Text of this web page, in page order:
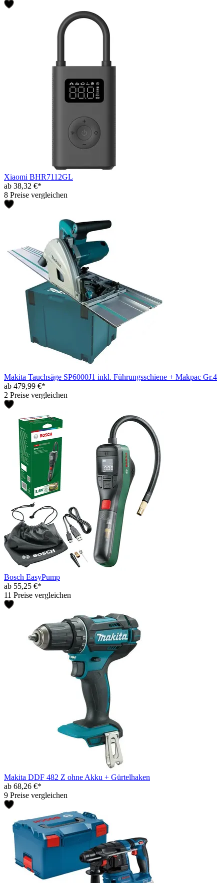
Xiaomi BHR7112GL
ab 38,32 €*
8 Preise vergleichen
Makita Tauchsäge SP6000J1 inkl. Führungsschiene + Makpac Gr.4
ab 479,99 €*
2 Preise vergleichen
Bosch EasyPump
ab 55,25 €*
11 Preise vergleichen
Makita DDF 482 Z ohne Akku + Gürtelhaken
ab 68,26 €*
9 Preise vergleichen